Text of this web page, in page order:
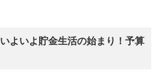
よいよ貯金生活の始まり！予算